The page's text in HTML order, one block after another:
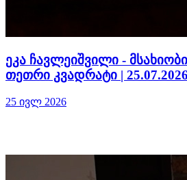
ეკა ჩავლეიშვილი -
თეთრი კვადრატი | 25.07.2026
25 ივლ 2026